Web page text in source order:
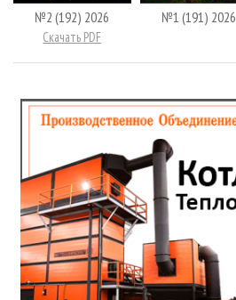
№2 (192) 2026
Скачать PDF
№1 (191) 2026